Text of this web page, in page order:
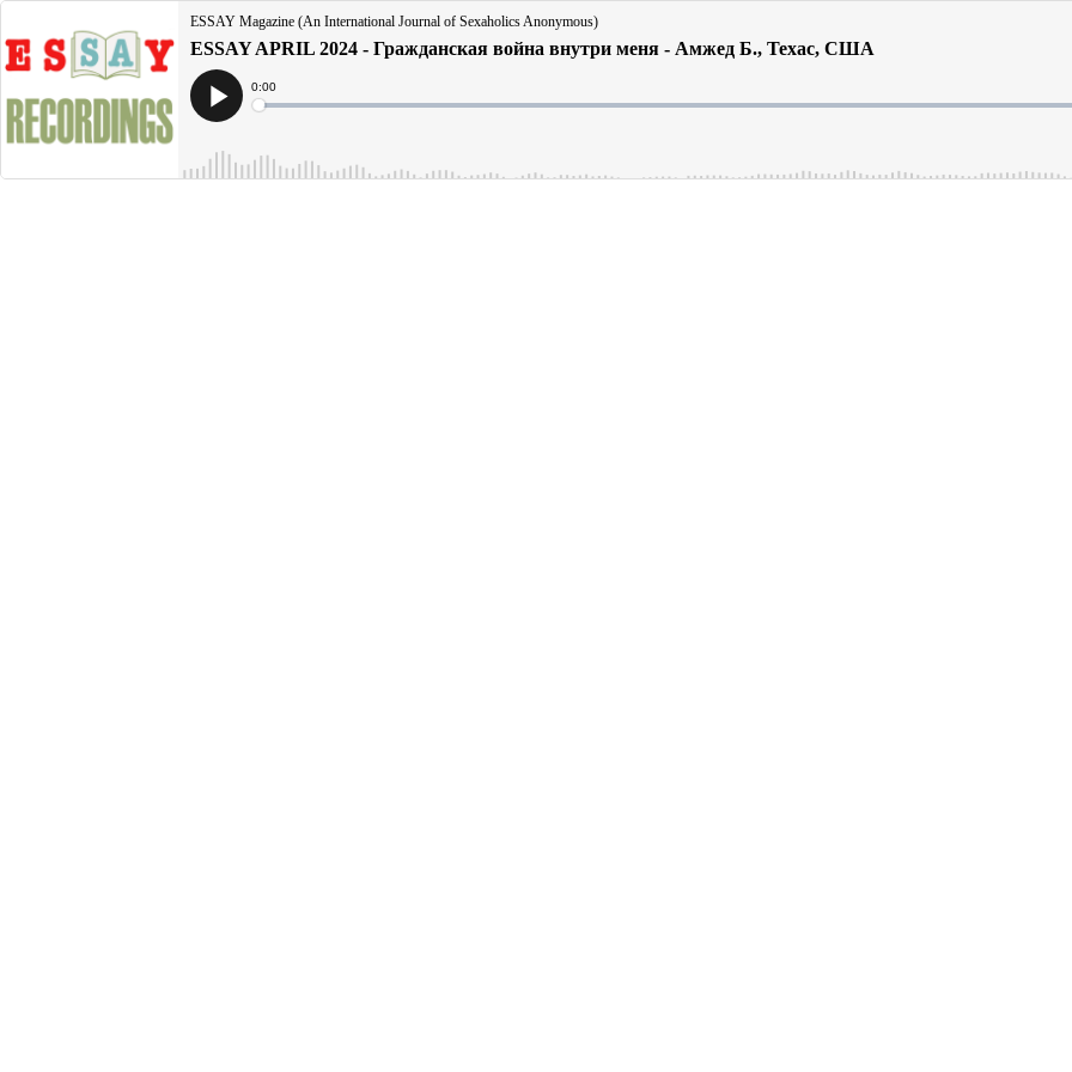
ESSAY Magazine (An International Journal of Sexaholics Anonymous)
ESSAY APRIL 2024 - Гражданская война внутри меня - Амжед Б., Техас, США
Play
Current
Time
0:00
Loaded: